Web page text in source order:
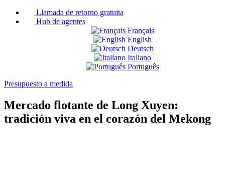
Llamada de retorno gratuita
Hub de agentes
Français
English
Deutsch
Italiano
Português
Presupuesto a medida
Mercado flotante de Long Xuyen:
tradición viva en el corazón del Mekong